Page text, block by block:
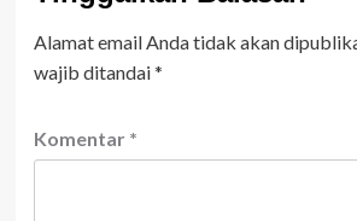
Alamat email Anda tidak akan
wajib ditandai*
Komentar *